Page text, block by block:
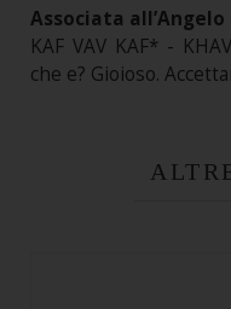
Associata
KAF VAV KAF* -
che e? Gioioso.